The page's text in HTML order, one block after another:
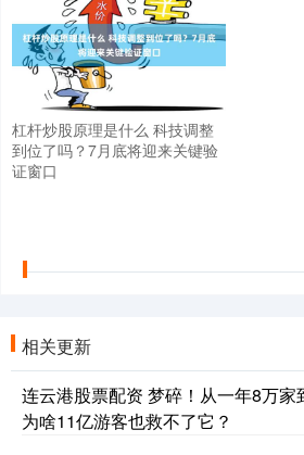
杠杆炒股原理是什么 科技调整
到位了吗？7月底将迎来关键验
证窗口
相关更新
连云港股票配资 梦碎！从一年8万家
为啥11亿游客也救不了它？